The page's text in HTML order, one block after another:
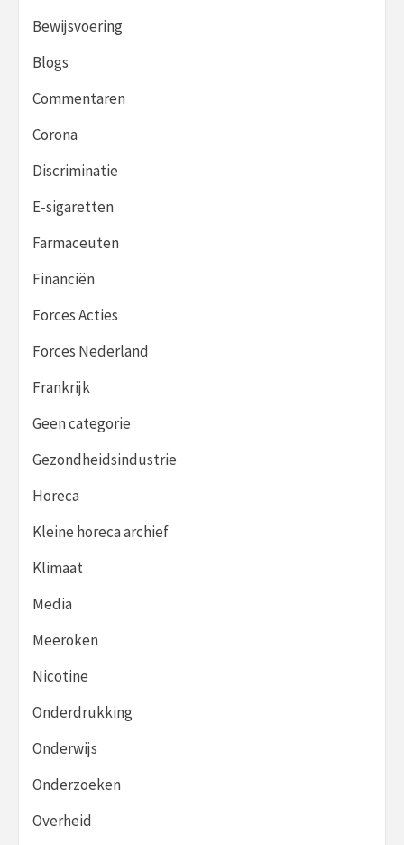
Bewijsvoering
Blogs
Commentaren
Corona
Discriminatie
E-sigaretten
Farmaceuten
Financiën
Forces Acties
Forces Nederland
Frankrijk
Geen categorie
Gezondheidsindustrie
Horeca
Kleine horeca archief
Klimaat
Media
Meeroken
Nicotine
Onderdrukking
Onderwijs
Onderzoeken
Overheid